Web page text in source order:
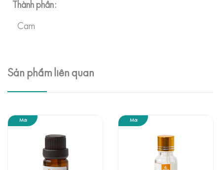
Thành phần:
Cam
Sản phẩm liên quan
Mới Mới